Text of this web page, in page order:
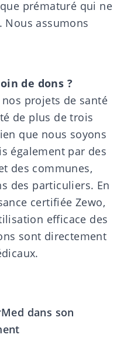
prématuré qui ne
Nous assumons
de dons ?
projets de santé
de plus de trois
que nous soyons
également par des
des communes,
des particuliers. En
certifiée Zewo,
efficace des
sont directement
dans son